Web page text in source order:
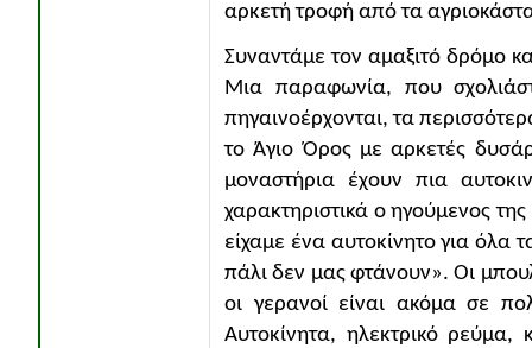
αρκετή τροφή από τα
Συναντάμε τον αμαξιτό δρόμο
Μια παραφωνία, που
πηγαινοέρχονται, τα
το Άγιο Όρος με αρκετές
μοναστήρια έχουν πια
χαρακτηριστικά ο ηγούμενος
είχαμε ένα αυτοκίνητο για όλα
πάλι δεν μας φτάνουν». Οι
οι γερανοί είναι ακόμα σε
Αυτοκίνητα, ηλεκτρικό ρεύμα,